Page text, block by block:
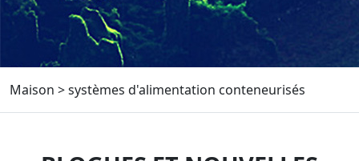
Maison >systèmes d'alimentation conteneurisés